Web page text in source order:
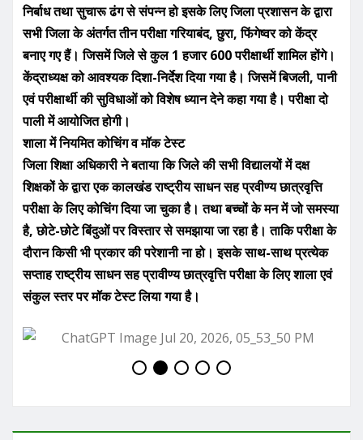
निर्बाध तथा सुचारू ढंग से संपन्न हो इसके लिए जिला प्रशासन के द्वारा
सभी जिला के अंतर्गत तीन परीक्षा गरियाबंद, छुरा, फिंगेष्वर को केंद्र
बनाए गए हैं। जिसमें जिले से कुल 1 हजार 600 परीक्षार्थी शामिल होंगे।
केंद्राध्यक्ष को आवश्यक दिशा-निर्देश दिया गया है। जिसमें बिजली, पानी
एवं परीक्षार्थी की सुविधाओं को विशेष ध्यान देने कहा गया है। परीक्षा दो
पाली में आयोजित होगी।
शाला में नियमित कोचिंग व मॉक टेस्ट
जिला शिक्षा अधिकारी ने बताया कि जिले की सभी विद्यालयों में दक्ष
शिक्षकों के द्वारा एक कालखंड राष्ट्रीय साधन सह प्रवीण्य छात्रवृत्ति
परीक्षा के लिए कोचिंग दिया जा चुका है। तथा बच्चों के मन में जो समस्या
है, छोटे-छोटे बिंदुओं पर विस्तार से समझाया जा रहा है। ताकि परीक्षा के
दौरान किसी भी प्रकार की परेशानी ना हो। इसके साथ-साथ प्रत्येक
सप्ताह राष्ट्रीय साधन सह प्रावीण्य छात्रवृत्ति परीक्षा के लिए शाला एवं
संकुल स्तर पर मॉक टेस्ट लिया गया है।